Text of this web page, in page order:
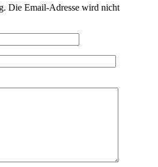
Die Email-Adresse wird nicht